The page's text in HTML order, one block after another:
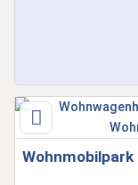
Wohnmobilpark